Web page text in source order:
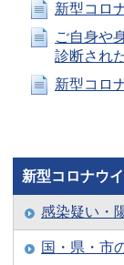
新型コロ
ご自身や
診断され
新型コロ
新型コロナウ
感染疑い・
国・県・市